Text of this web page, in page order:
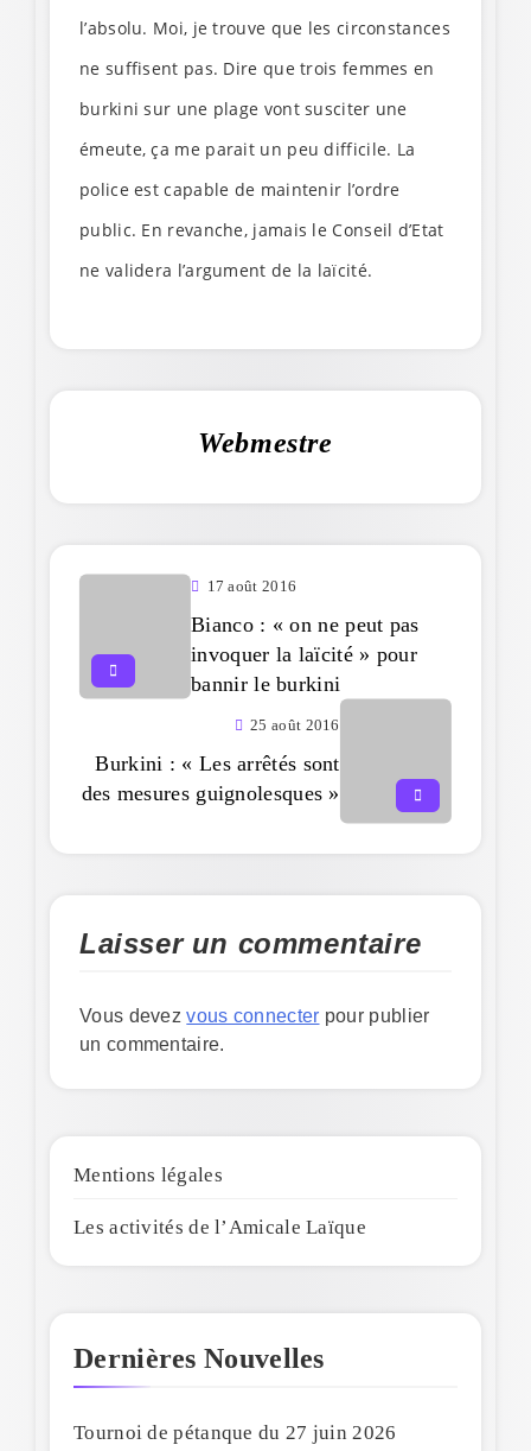
l’absolu. Moi, je trouve que les circonstances
ne suffisent pas. Dire que trois femmes en
burkini sur une plage vont susciter une
émeute, ça me parait un peu difficile. La
police est capable de maintenir l’ordre
public. En revanche, jamais le Conseil d’Etat
ne validera l’argument de la laïcité.
Webmestre
17 août 2016
Bianco : « on ne peut pas
invoquer la laïcité » pour
bannir le burkini
25 août 2016
Burkini : « Les arrêtés sont
des mesures guignolesques »
Laisser un commentaire
Vous devezvous connecter pour publier
un commentaire.
Mentions légales
Les activités de l’Amicale Laïque
Dernières Nouvelles
Tournoi de pétanque du 27 juin 2026